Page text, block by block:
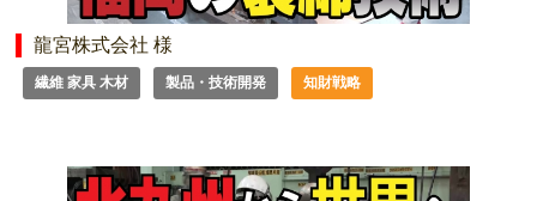
龍宮株式会社 様
繊維 家具 木材 製品・技術開発 知財戦略